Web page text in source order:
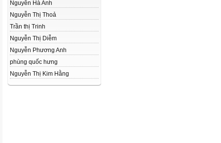
Nguyễn Hà Anh
Nguyễn Thị Thoả
Trần thị Trinh
Nguyễn Thị Diễm
Nguyễn Phương Anh
phùng quốc hưng
Nguyễn Thị Kim Hằng